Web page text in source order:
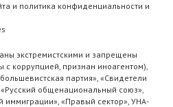
и политика конфиденциальности и
экстремистскими и запрещены
коррупцией, признан иноагентом),
партия», «Свидетели
общенациональный союз»,
«Правый сектор», УНА-